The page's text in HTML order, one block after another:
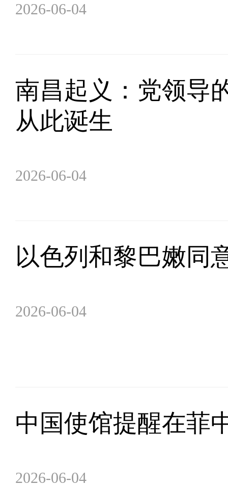
2026-06-04
南昌起义：党领导
从此诞生
2026-06-04
以色列和黎巴嫩同
2026-06-04
中国使馆提醒在菲
2026-06-04